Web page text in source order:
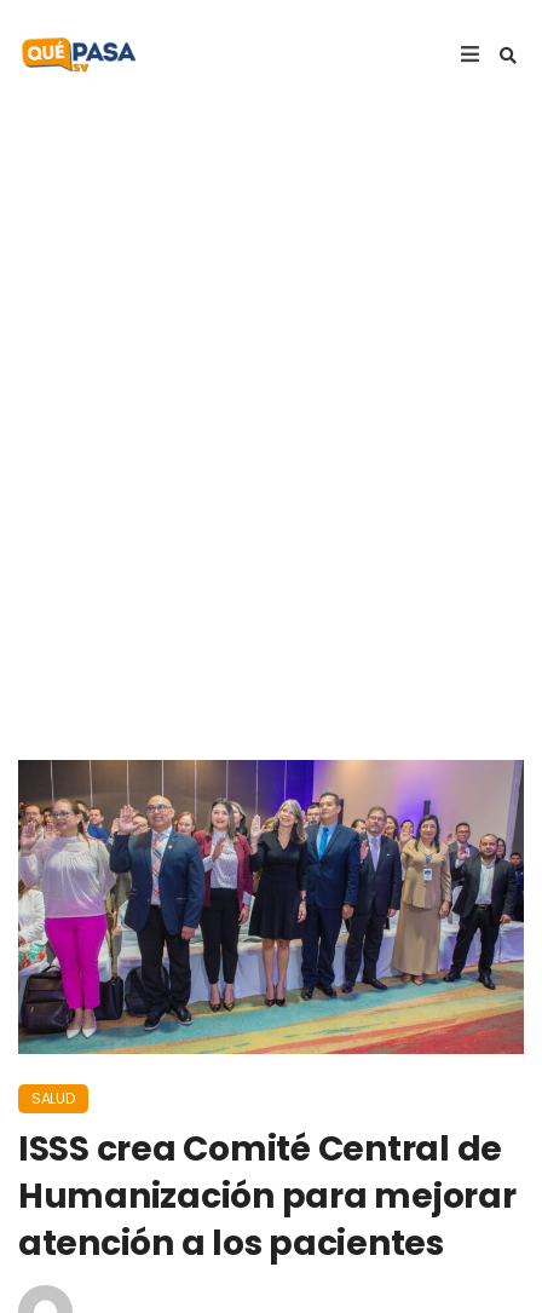
SALUD
ISSS crea Comité Central de
Humanización para mejorar
atención a los pacientes